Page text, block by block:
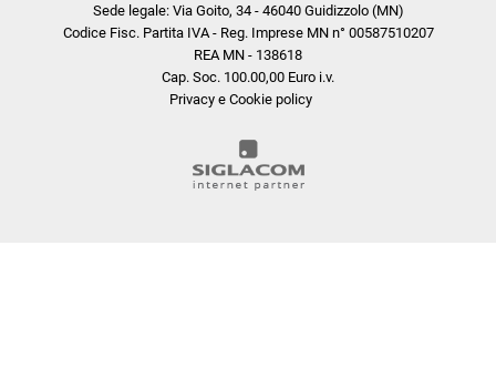
Sede legale: Via Goito, 34 - 46040 Guidizzolo (MN)
Codice Fisc. Partita IVA - Reg. Imprese MN n° 00587510207
REA MN - 138618
Cap. Soc. 100.00,00 Euro i.v.
Privacy e Cookie policy